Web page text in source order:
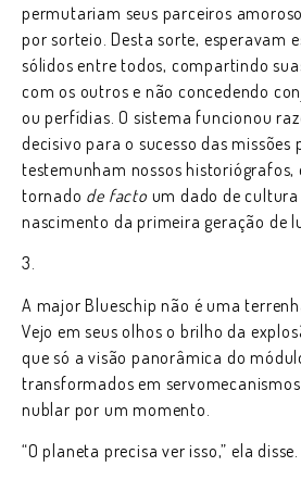
permutariam seus parceiros
por sorteio. Desta sorte, esperavam
sólidos entre todos, compartindo
com os outros e não concedendo
ou perfídias. O sistema funcionou
decisivo para o sucesso das missões
testemunham nossos historiógrafos,
tornado de facto um dado de cultura
nascimento da primeira geração de
3.
A major Blueschip não é uma
Vejo em seus olhos o brilho da
que só a visão panorâmica do
transformados em
nublar por um momento.
“O planeta precisa ver isso,” ela disse.